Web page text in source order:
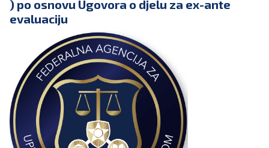
) po osnovu Ugovora o djelu za ex-ante
evaluaciju